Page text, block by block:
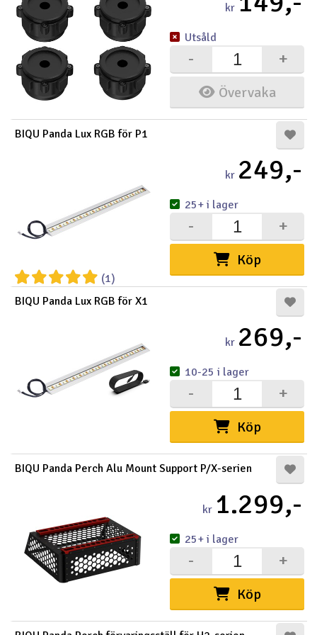
kr
Övervaka
+
-
Utsåld
BIQU Panda Lux RGB för P1
(1)
kr 249,-
Köp
+
-
25+ i lager
BIQU Panda Lux RGB för X1
kr 269,-
Köp
+
-
10-25 i lager
BIQU Panda Perch Alu Mount Support P/X-serien
kr 1.299,-
Köp
+
-
25+ i lager